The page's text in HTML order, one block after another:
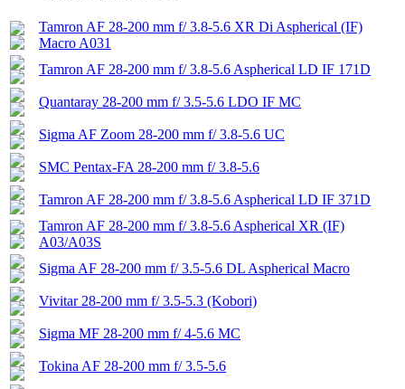
Tamron AF 28-200 mm f/ 3.8-5.6 XR Di Aspherical (IF)
Macro A031
Tamron AF 28-200 mm f/ 3.8-5.6 Aspherical LD IF 171D
Quantaray 28-200 mm f/ 3.5-5.6 LDO IF MC
Sigma AF Zoom 28-200 mm f/ 3.8-5.6 UC
SMC Pentax-FA 28-200 mm f/ 3.8-5.6
Tamron AF 28-200 mm f/ 3.8-5.6 Aspherical LD IF 371D
Tamron AF 28-200 mm f/ 3.8-5.6 Aspherical XR (IF)
A03/A03S
Sigma AF 28-200 mm f/ 3.5-5.6 DL Aspherical Macro
Vivitar 28-200 mm f/ 3.5-5.3 (Kobori)
Sigma MF 28-200 mm f/ 4-5.6 MC
Tokina AF 28-200 mm f/ 3.5-5.6